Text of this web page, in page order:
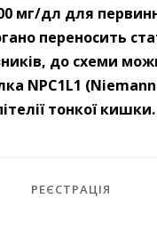
мг/дл для
переносить
до схеми
NPC1L1
тонкої кишки.
РЕЄСТРАЦІЯ